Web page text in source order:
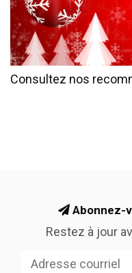
Consultez nos
Abonnez-
Restez à jour